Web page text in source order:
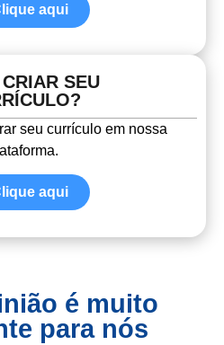
aqui
SEU
seu currículo em nossa
aqui
é muito
para nós